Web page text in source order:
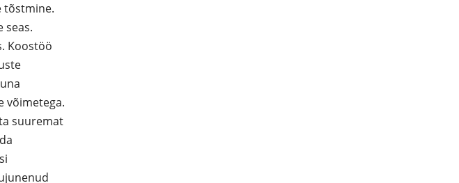
tõstmine.
seas.
Koostöö
võimetega.
suuremat